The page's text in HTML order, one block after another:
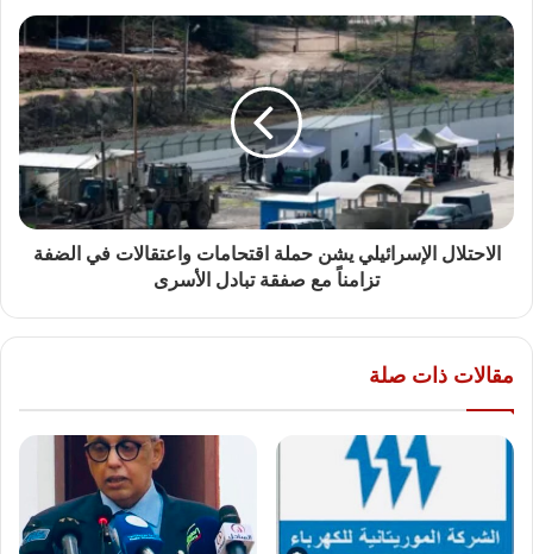
الاحتلال الإسرائيلي يشن حملة اقتحامات واعتقالات في الضفة
تزامناً مع صفقة تبادل الأسرى
مقالات ذات صلة